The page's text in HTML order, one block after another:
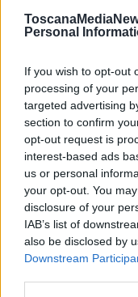
Personal
If you wish to opt-out
processing of your
targeted advertising
section to confirm
opt-out request is
interest-based ads
us or personal
your opt-out. You
disclosure of your
IAB’s list of
also be disclosed by
Downstream
ROMA —Guido
aggiudicato la fascia di
"spodestarlo" nelle
Guido, senese di
un ricercatore in fisica e
Nella puntata di questa
per la terza volta con la
condotto daFlavio
parola nascosta.
Guido Gagliardi
su Rai Uno.